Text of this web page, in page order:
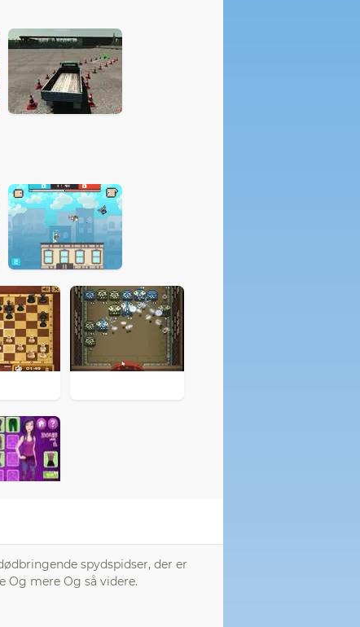
spydspidser, der er
mere Og så videre.